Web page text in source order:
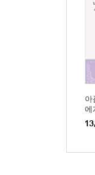
아
에